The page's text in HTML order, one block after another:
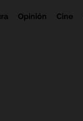
Opinión Cine